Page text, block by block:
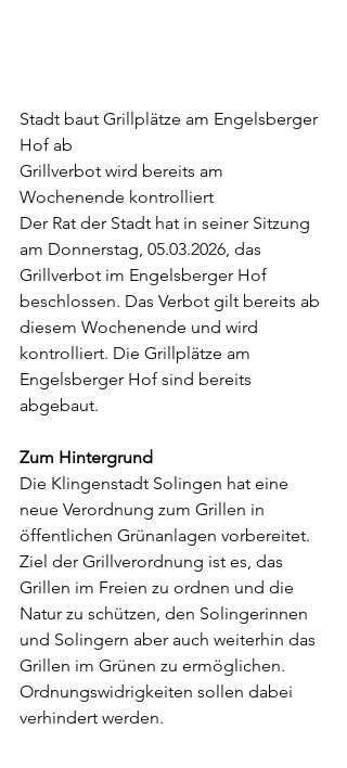
Stadt baut Grillplätze am Engelsberger
Hof ab
Grillverbot wird bereits am
Wochenende kontrolliert
Der Rat der Stadt hat in seiner Sitzung
am Donnerstag, 05.03.2026, das
Grillverbot im Engelsberger Hof
beschlossen. Das Verbot gilt bereits ab
diesem Wochenende und wird
kontrolliert. Die Grillplätze am
Engelsberger Hof sind bereits
abgebaut.
Zum Hintergrund
Die Klingenstadt Solingen hat eine
neue Verordnung zum Grillen in
öffentlichen Grünanlagen vorbereitet.
Ziel der Grillverordnung ist es, das
Grillen im Freien zu ordnen und die
Natur zu schützen, den Solingerinnen
und Solingern aber auch weiterhin das
Grillen im Grünen zu ermöglichen.
Ordnungswidrigkeiten sollen dabei
verhindert werden.